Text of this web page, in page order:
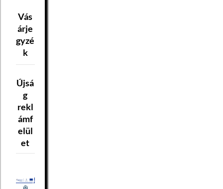
Vás
árje
gyzé
k
Újsá
g
rekl
ámf
elül
et